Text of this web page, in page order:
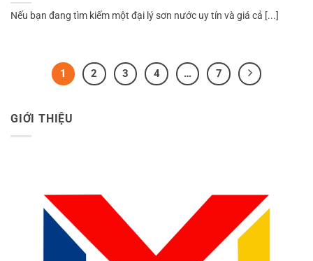
Nếu bạn đang tìm kiếm một đại lý sơn nước uy tín và giá cả [...]
1 2 3 4 … 7
GIỚI THIỆU